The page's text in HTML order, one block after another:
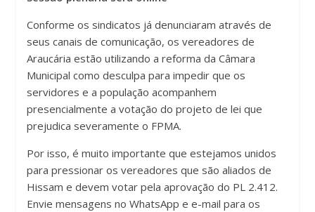
Conforme os sindicatos já denunciaram através de
seus canais de comunicação, os vereadores de
Araucária estão utilizando a reforma da Câmara
Municipal como desculpa para impedir que os
servidores e a população acompanhem
presencialmente a votação do projeto de lei que
prejudica severamente o FPMA.
Por isso, é muito importante que estejamos unidos
para pressionar os vereadores que são aliados de
Hissam e devem votar pela aprovação do PL 2.412.
Envie mensagens no WhatsApp e e-mail para os